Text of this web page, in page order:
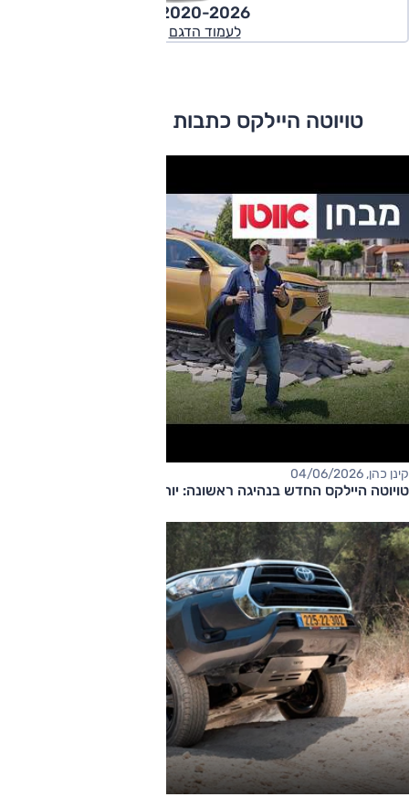
2020-2026
לעמוד הדגם
טויוטה היילקס כתבות ומבחני דרכים
קינן כהן, 04/06/2026
טויוטה היילקס החדש בנהיגה ראשונה: יותר מתוחכם, עדיין קשוח?